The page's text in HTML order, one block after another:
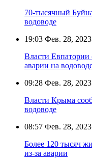
70-тысячный
водоводе
19:03 Фев. 28, 2023
Власти
аварии на
09:28 Фев. 28, 2023
Власти Крыма
водоводе
08:57 Фев. 28, 2023
Более 120 тысяч
из-за аварии